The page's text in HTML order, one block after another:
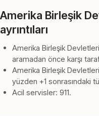
Amerika Birleşik
ayrıntıları
Amerika Birleşik
aramadan önce karşı
Amerika Birleşik
yüzden +1 sonrasındaki
Acil servisler: 911.